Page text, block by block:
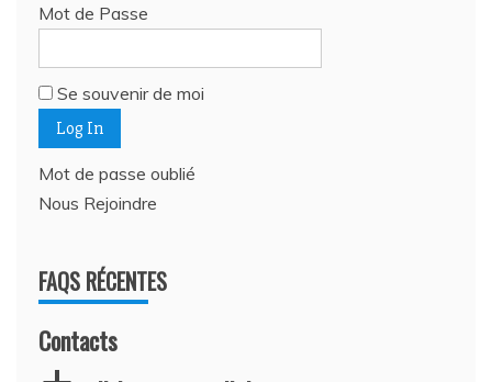
Mot de Passe
Se souvenir de moi
Mot de passe oublié
Nous Rejoindre
FAQS RÉCENTES
Contacts